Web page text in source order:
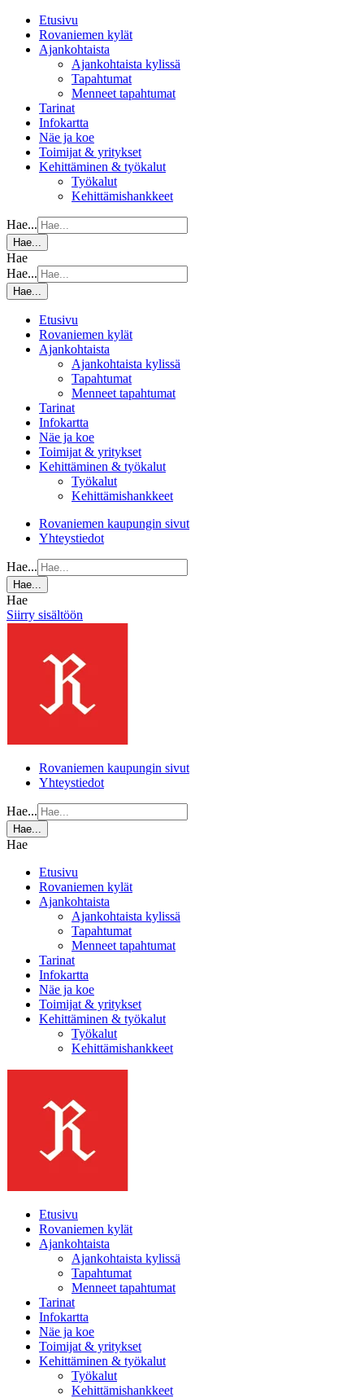
Etusivu
Rovaniemen kylät
Ajankohtaista
Ajankohtaista kylissä
Tapahtumat
Menneet tapahtumat
Tarinat
Infokartta
Näe ja koe
Toimijat & yritykset
Kehittäminen & työkalut
Työkalut
Kehittämishankkeet
Hae...
Hae...
Hae
Hae...
Hae...
Etusivu
Rovaniemen kylät
Ajankohtaista
Ajankohtaista kylissä
Tapahtumat
Menneet tapahtumat
Tarinat
Infokartta
Näe ja koe
Toimijat & yritykset
Kehittäminen & työkalut
Työkalut
Kehittämishankkeet
Rovaniemen kaupungin sivut
Yhteystiedot
Hae...
Hae...
Hae
Siirry sisältöön
Rovaniemen kaupungin sivut
Yhteystiedot
Hae...
Hae...
Hae
Etusivu
Rovaniemen kylät
Ajankohtaista
Ajankohtaista kylissä
Tapahtumat
Menneet tapahtumat
Tarinat
Infokartta
Näe ja koe
Toimijat & yritykset
Kehittäminen & työkalut
Työkalut
Kehittämishankkeet
Etusivu
Rovaniemen kylät
Ajankohtaista
Ajankohtaista kylissä
Tapahtumat
Menneet tapahtumat
Tarinat
Infokartta
Näe ja koe
Toimijat & yritykset
Kehittäminen & työkalut
Työkalut
Kehittämishankkeet